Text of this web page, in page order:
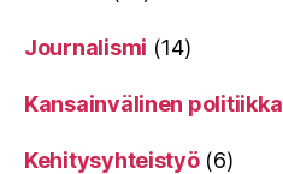
Journalismi (14)
Kansainvälinen politiikka
Kehitysyhteistyö(6)